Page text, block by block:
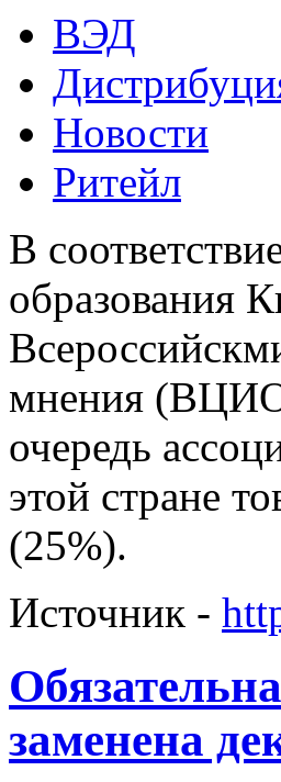
ВЭД
Новости
Ритейл
В
образования
мнения
очередь
этой стране
(25%).
Источник -
заменена